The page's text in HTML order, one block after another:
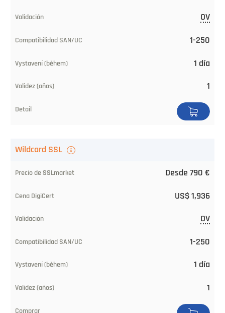
SSLmarket
Precio
(desde)
Validez
(años)
Pedir
OV
1-250
1 día
1
Wildcard SSL
Desde 790 €
US$ 1,936
OV
1-250
1 día
1